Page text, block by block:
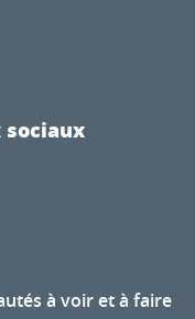
sociaux
à voir et à faire